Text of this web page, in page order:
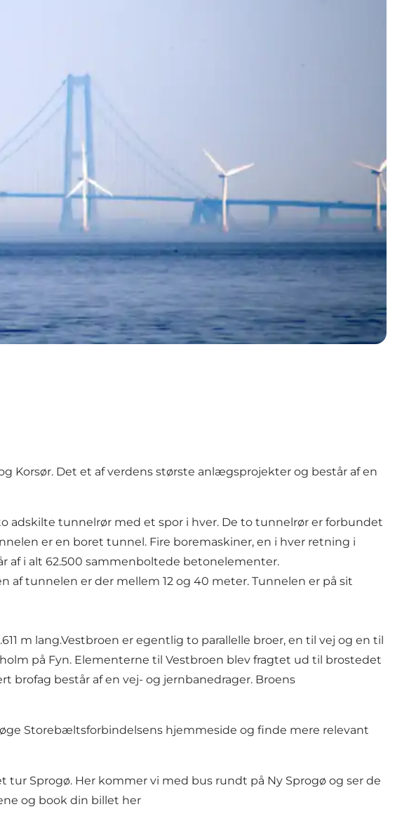
Korsør. Det et af verdens største anlægsprojekter og består af en
adskilte tunnelrør med et spor i hver. De to tunnelrør er forbundet
er en boret tunnel. Fire boremaskiner, en i hver retning i
i alt 62.500 sammenboltede betonelementer.
af tunnelen er der mellem 12 og 40 meter. Tunnelen er på sit
m lang.Vestbroen er egentlig to parallelle broer, en til vej og en til
på Fyn. Elementerne til Vestbroen blev fragtet ud til brostedet
brofag består af en vej- og jernbanedrager. Broens
Storebæltsforbindelsens hjemmeside og finde mere relevant
Sprogø. Her kommer vi med bus rundt på Ny Sprogø og ser de
og book din billet her